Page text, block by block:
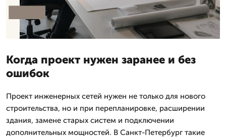
Когда проект нужен заранее и без
ошибок
Проект инженерных сетей нужен не только для нового
строительства, но и при перепланировке, расширении
здания, замене старых систем и подключении
дополнительных мощностей. В Санкт-Петербург такие